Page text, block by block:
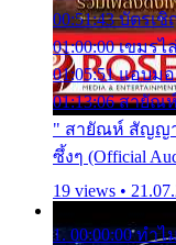
00:51:43 บัตรเ
01:00:00 เขมร
01:05:51 แอบม
01:13:06 สายัณ
" สายัณห์ สัญญา
ซึ้งๆ (Official
19 views •
1. 00:00:00 ทำ